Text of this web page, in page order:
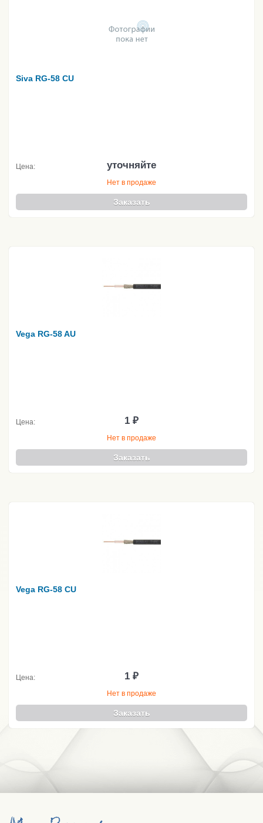
Siva RG-58 CU
Цена: уточняйте
Нет в продаже
Заказать
Vega RG-58 AU
Цена: 1 ₽
Нет в продаже
Заказать
Vega RG-58 CU
Цена: 1 ₽
Нет в продаже
Заказать